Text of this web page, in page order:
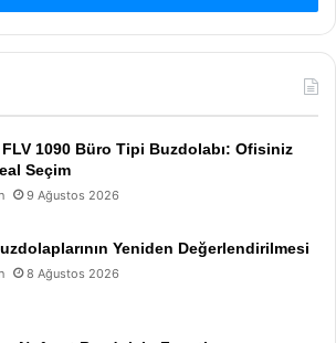
1090 Büro Tipi Buzdolabı: Ofisiniz
Seçim
9 Ağustos 2026
Yeniden Değerlendirilmesi
8 Ağustos 2026